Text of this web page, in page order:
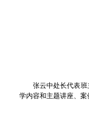
张云中处长代表
学内容和主题讲座、